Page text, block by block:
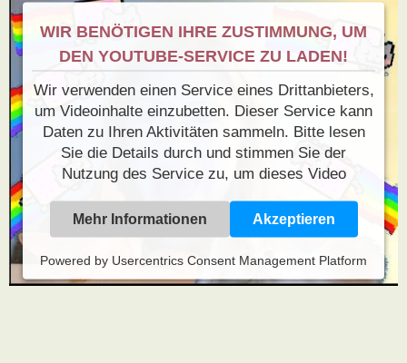
WIR BENÖTIGEN IHRE ZUSTIMMUNG, UM
DEN YOUTUBE-SERVICE ZU LADEN!
Wir verwenden einen Service eines Drittanbieters,
um Videoinhalte einzubetten. Dieser Service kann
Daten zu Ihren Aktivitäten sammeln. Bitte lesen
Sie die Details durch und stimmen Sie der
Nutzung des Service zu, um dieses Video
Mehr Informationen Akzeptieren
Powered by Usercentrics Consent Management Platform